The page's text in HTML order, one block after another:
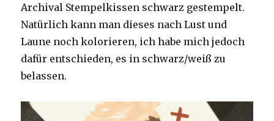
Archival Stempelkissen schwarz gestempelt.
Natürlich kann man dieses nach Lust und
Laune noch kolorieren, ich habe mich jedoch
dafür entschieden, es in schwarz/weiß zu
belassen.